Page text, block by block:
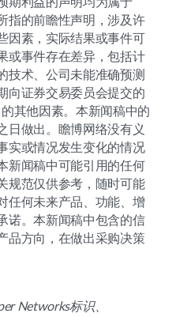
指的前瞻性声明，涉及许
因素，实际结果或事件可
或事件存在差异，包括计
技术、公司未能准确预测
向证券交易委员会提交的
其他因素。本新闻稿中的
日做出。瞻博网络没有义
实或情况发生变化的情况
新闻稿中可能引用的任何
规范仅供参考，随时可能
任何未来产品、功能、增
诺。本新闻稿中包含的信
品方向，在做出采购决策
Networks标识、